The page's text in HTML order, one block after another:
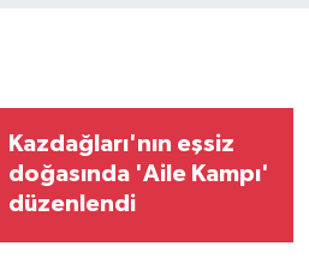
Kazdağları'nın eşsiz
doğasında 'Aile Kampı'
düzenlendi